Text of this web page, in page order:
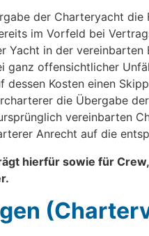
der Charteryacht
im Vorfeld bei
Yacht in der
ganz offensichtlicher
dessen Kosten einen
die Übergabe
vereinbarten
Anrecht auf die
hierfür sowie für